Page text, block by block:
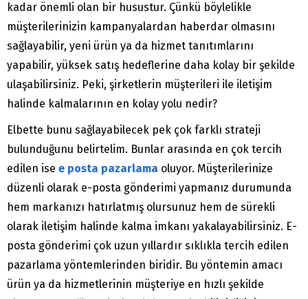
kadar önemli olan bir husustur. Çünkü böylelikle
müşterilerinizin kampanyalardan haberdar olmasını
sağlayabilir, yeni ürün ya da hizmet tanıtımlarını
yapabilir, yüksek satış hedeflerine daha kolay bir şekilde
ulaşabilirsiniz. Peki, şirketlerin müşterileri ile iletişim
halinde kalmalarının en kolay yolu nedir?
Elbette bunu sağlayabilecek pek çok farklı strateji
bulunduğunu belirtelim. Bunlar arasında en çok tercih
edilen ise e posta pazarlama oluyor. Müşterilerinize
düzenli olarak e-posta gönderimi yapmanız durumunda
hem markanızı hatırlatmış olursunuz hem de sürekli
olarak iletişim halinde kalma imkanı yakalayabilirsiniz. E-
posta gönderimi çok uzun yıllardır sıklıkla tercih edilen
pazarlama yöntemlerinden biridir. Bu yöntemin amacı
ürün ya da hizmetlerinin müşteriye en hızlı şekilde